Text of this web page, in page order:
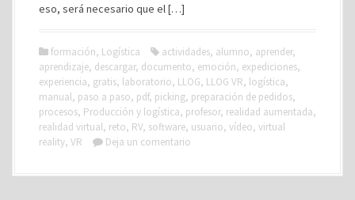
eso, será necesario que el […]
formación, Logística actividades, alumno, aprender,
aprendizaje, descargar, documento, emoción, expediciones,
experiencia, gratis, laboratorio, LLOG, LLOG VR, logística,
manual, paso a paso, pdf, picking, preparación de pedidos,
procesos, Producción y logística, profesor, realidad aumentada,
realidad virtual, reto, RV, software, usuario, vídeo, virtual
reality, VR Deja un comentario